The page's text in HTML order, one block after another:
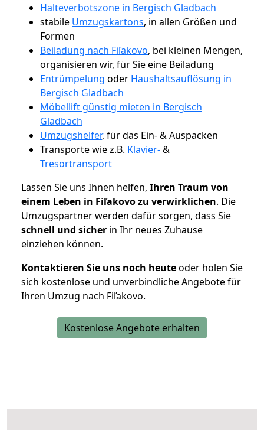
Halteverbotszone in Bergisch Gladbach
stabile Umzugskartons, in allen Größen und
Formen
Beiladung nach Fiľakovo, bei kleinen Mengen,
organisieren wir, für Sie eine Beiladung
Entrümpelung oder Haushaltsauflösung in
Bergisch Gladbach
Möbellift günstig mieten in Bergisch
Gladbach
Umzugshelfer, für das Ein- & Auspacken
Transporte wie z.B. Klavier-&
Tresortransport
Lassen Sie uns Ihnen helfen, Ihren Traum von
einem Leben in Fiľakovo zu verwirklichen. Die
Umzugspartner werden dafür sorgen, dass Sie
schnell und sicher in Ihr neues Zuhause
einziehen können.
Kontaktieren Sie uns noch heuteoder holen Sie
sich kostenlose und unverbindliche Angebote für
Ihren Umzug nach Fiľakovo.
Kostenlose Angebote erhalten